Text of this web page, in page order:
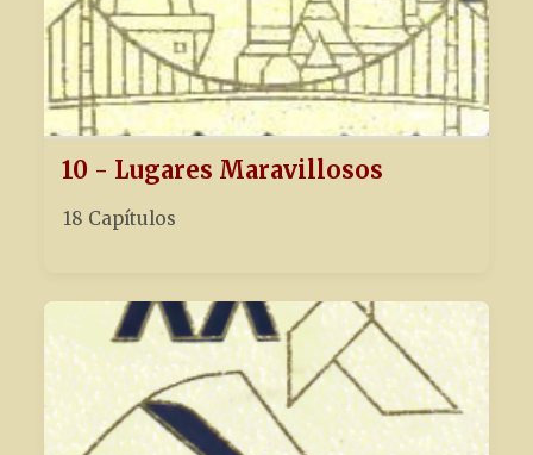
10 - Lugares Maravillosos
18 Capítulos